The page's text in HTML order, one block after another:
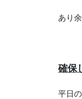
あり
確保
平日